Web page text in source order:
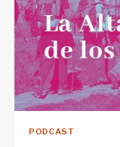
TXIKON
Y
SU
EQUIPO
PODCAST